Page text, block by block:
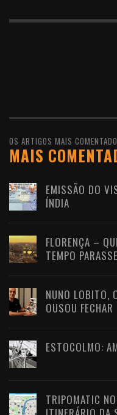
OS ARTIGOS MAIS
MAIS
EMISSÃO DO
ÍNDIA
FLORENÇA –
TEMPO PARASSE
NUNO LOBITO,
OUSOU
ESTOCOLMO:
TRIPOMATIC